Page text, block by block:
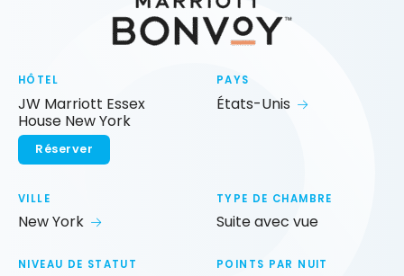
HÔTEL
JW Marriott Essex
House New York
Réserver
PAYS
États-Unis
VILLE
New York
TYPE DE CHAMBRE
Suite avec vue
NIVEAU DE STATUT POINTS PAR NUIT